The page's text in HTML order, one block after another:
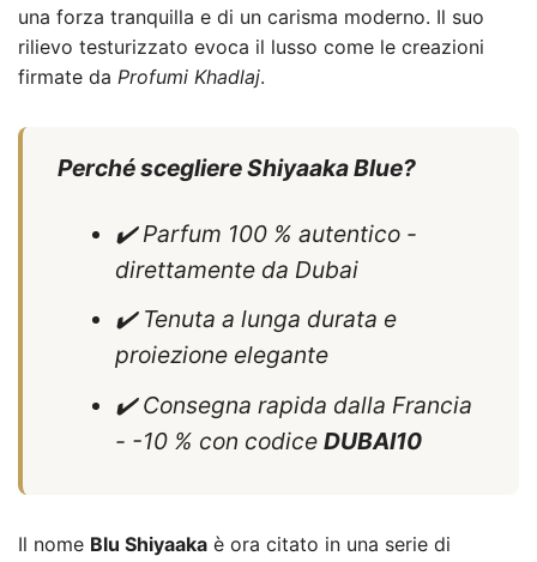
una forza tranquilla e di un carisma moderno. Il suo
rilievo testurizzato evoca il lusso come le creazioni
firmate da Profumi Khadlaj.
Perché scegliere Shiyaaka Blue?
✔️ Parfum 100 % autentico -
direttamente da Dubai
✔️ Tenuta a lunga durata e
proiezione elegante
✔️ Consegna rapida dalla Francia
- -10 % con codice DUBAI10
Il nome Blu Shiyaaka è ora citato in una serie di